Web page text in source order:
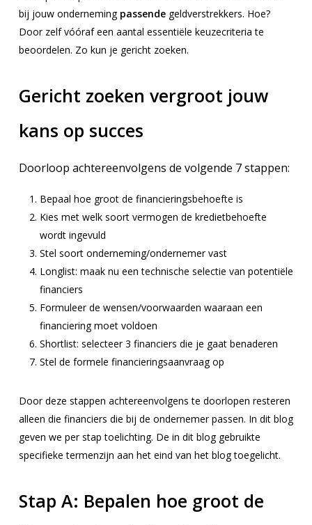
bij jouw onderneming passendegeldverstrekkers. Hoe?
Door zelf vóóraf een aantal essentiële keuzecriteria te
beoordelen. Zo kun je gericht zoeken.
Gericht zoeken vergroot jouw
kans op succes
Doorloop achtereenvolgens de volgende 7 stappen:
Bepaal hoe groot de financieringsbehoefte is
Kies met welk soort vermogen de kredietbehoefte
wordt ingevuld
Stel soort onderneming/ondernemer vast
Longlist: maak nu een technische selectie van potentiële
financiers
Formuleer de wensen/voorwaarden waaraan een
financiering moet voldoen
Shortlist: selecteer 3 financiers die je gaat benaderen
Stel de formele financieringsaanvraag op
Door deze stappen achtereenvolgens te doorlopen resteren
alleen die financiers die bij de ondernemer passen. In dit blog
geven we per stap toelichting. De in dit blog gebruikte
specifieke termenzijn aan het eind van het blog toegelicht.
Stap A: Bepalen hoe groot de